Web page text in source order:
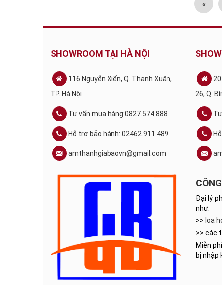
«
SHOWROOM TẠI HÀ NỘI
116 Nguyễn Xiển, Q. Thanh Xuân,
TP. Hà Nội
Tư vấn mua hàng:0827.574.888
Hỗ trợ bảo hành: 02462.911.489
amthanhgiabaovn@gmail.com
26, Q.
Đại lý
như:
>> loa
>> các
Miễn
bị nhập